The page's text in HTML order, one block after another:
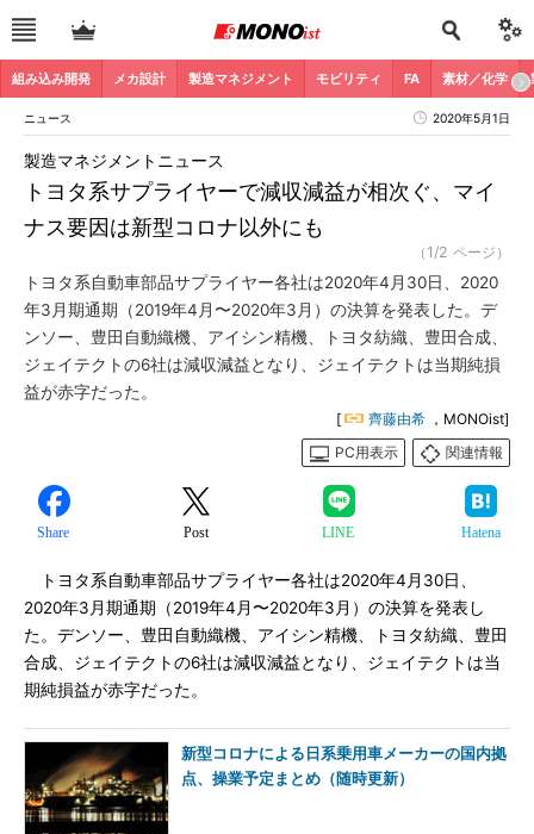
組み込み開発 メカ設計 製造マネジメント モビリティ FA 素材／化学
ニュース 2020年5月1日
トヨタ系サプライヤーで減収減益が相次ぐ、マイ
ナス要因は新型コロナ以外にも
製造マネジメントニュース
（1/2 ページ）
トヨタ系自動車部品サプライヤー各社は2020年4月30日、2020
年3月期通期（2019年4月〜2020年3月）の決算を発表した。デ
ンソー、豊田自動織機、アイシン精機、トヨタ紡織、豊田合成、
ジェイテクトの6社は減収減益となり、ジェイテクトは当期純損
益が赤字だった。
[ 齊藤由希 ，MONOist]
PC用表示
関連情報
Share Post LINE Hatena
トヨタ系自動車部品サプライヤー各社は2020年4月30日、
2020年3月期通期（2019年4月〜2020年3月）の決算を発表し
た。デンソー、豊田自動織機、アイシン精機、トヨタ紡織、豊田
合成、ジェイテクトの6社は減収減益となり、ジェイテクトは当
期純損益が赤字だった。
新型コロナによる日系乗用車メーカーの国内拠
点、操業予定まとめ（随時更新）